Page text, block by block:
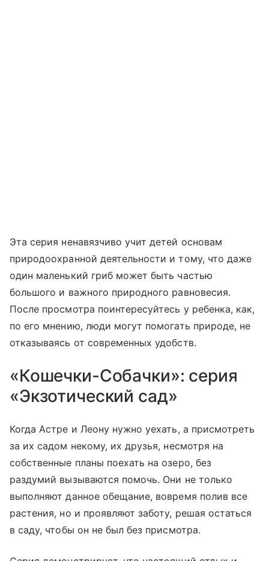
Эта серия ненавязчиво учит детей основам
природоохранной деятельности и тому, что даже
один маленький гриб может быть частью
большого и важного природного равновесия.
После просмотра поинтересуйтесь у ребенка, как,
по его мнению, люди могут помогать природе, не
отказываясь от современных удобств.
«Кошечки-Собачки»: серия
«Экзотический сад»
Когда Астре и Леону нужно уехать, а присмотреть
за их садом некому, их друзья, несмотря на
собственные планы поехать на озеро, без
раздумий вызываются помочь. Они не только
выполняют данное обещание, вовремя полив все
растения, но и проявляют заботу, решая остаться
в саду, чтобы он не был без присмотра.